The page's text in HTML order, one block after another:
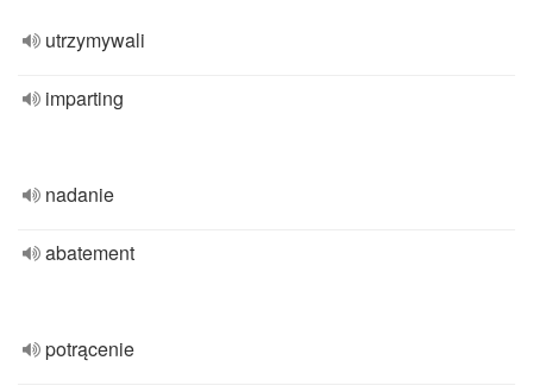
utrzymywali
imparting
nadanie
abatement
potrącenie